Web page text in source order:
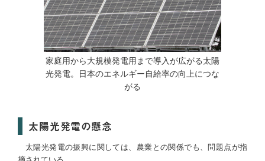
家庭用から大規模発電用まで導入が広がる太陽
光発電。日本のエネルギー自給率の向上につな
がる
太陽光発電の懸念
太陽光発電の振興に関しては、農業との関係でも、問題点が指